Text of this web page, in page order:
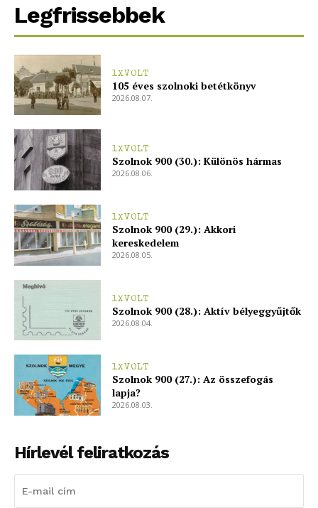
Hirdetés
Legfrissebbek
1XVOLT
105 éves szolnoki betétkönyv
2026.08.07.
1XVOLT
Szolnok 900 (30.): Különös hármas
2026.08.06.
1XVOLT
Szolnok 900 (29.): Akkori
kereskedelem
2026.08.05.
1XVOLT
Szolnok 900 (28.): Aktív bélyeggyűjtők
2026.08.04.
1XVOLT
Szolnok 900 (27.): Az összefogás
lapja?
2026.08.03.
Hírlevél feliratkozás